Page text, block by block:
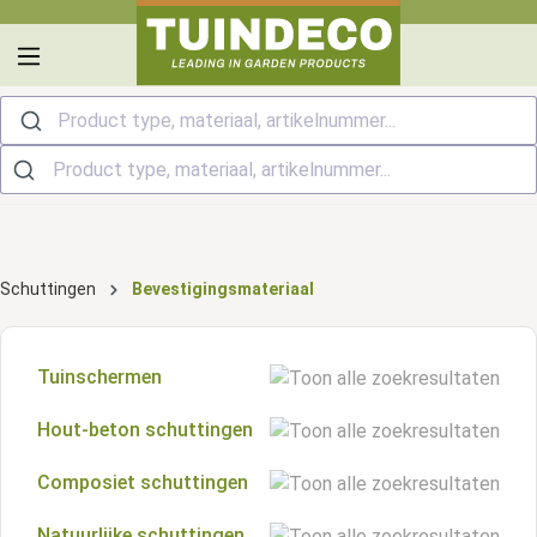
Product type, materiaal, artikelnummer...
Schuttingen Bevestigingsmateriaal
Tuinschermen
Grenen schutting
Vuren schutting
Hout-beton schuttingen
Tuinschermen
Composiet schuttingen